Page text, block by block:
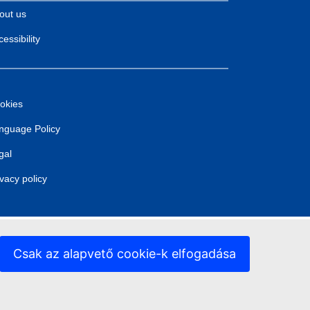
Csak az alapvető cookie-k elfogadása
us
Policy
policy